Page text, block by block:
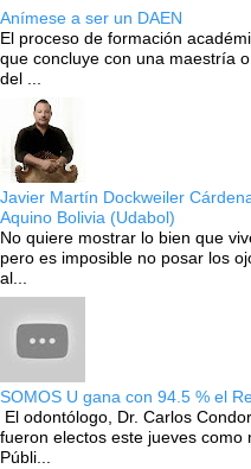
Anímese a ser un DAEN
El proceso de formación
que concluye con una maestría
del ...
Javier Martín Dockweiler
Aquino Bolivia (Udabol)
No quiere mostrar lo bien que
pero es imposible no posar los
al...
SOMOS U gana con 94.5 % el
El odontólogo, Dr. Carlos
fueron electos este jueves como
Públi...